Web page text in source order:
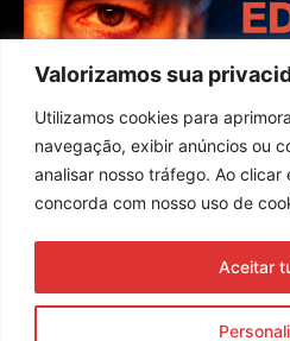
Valorizamos sua
Utilizamos cookies para
navegação, exibir anúncios ou
analisar nosso tráfego. Ao clicar
concorda com nosso uso de
Aceitar
Assine nossa
Enviar